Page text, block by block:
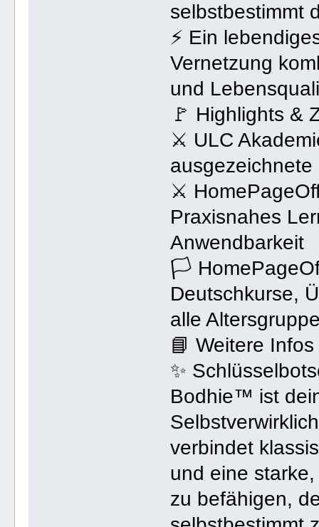
selbstbestimmt
⚡ Ein
Vernetzung
und
🚩 Highlights &
⚔ ULC
⚔
Praxisnahes
Anwendbarkeit
🏳
Deutschkurse,
alle
📘 Weitere
✨
Bodhie™ ist
verbindet
und eine
zu befähigen,